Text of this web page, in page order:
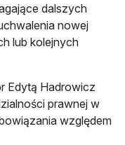
dalszych
nowej
lub kolejnych
Edytą Hadrowicz
prawnej w
względem